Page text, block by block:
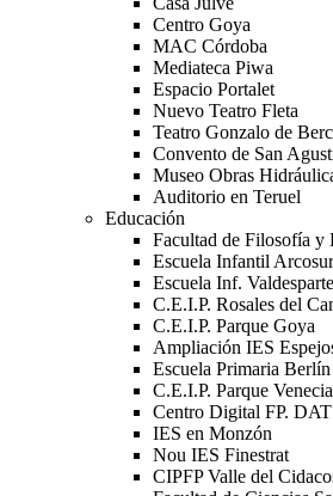
Centro Goya
MAC Córdoba
Mediateca Piwa
Espacio Portalet
Nuevo Teatro Fleta
Teatro Gonzalo de
Convento de San
Museo Obras
Auditorio en Teruel
Educación
Facultad de Filosofía y
Escuela Infantil Arcosur
Escuela Inf.
C.E.I.P. Rosales del
C.E.I.P. Parque Goya
Ampliación IES
Escuela Primaria Berlín
C.E.I.P. Parque Venecia
Centro Digital FP.
IES en Monzón
Nou IES Finestrat
CIPFP Valle del